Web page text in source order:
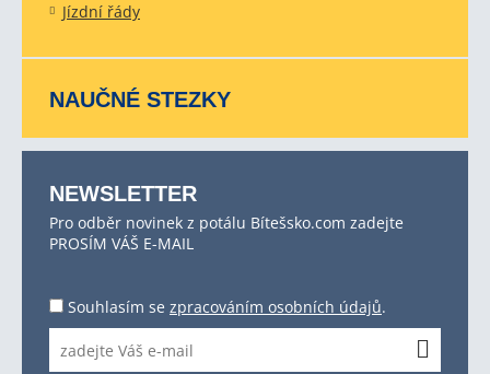
Jízdní řády
NAUČNÉ STEZKY
NEWSLETTER
Pro odběr novinek z potálu Bítešsko.com zadejte
PROSÍM VÁŠ E-MAIL
Souhlasím se zpracováním osobních údajů.